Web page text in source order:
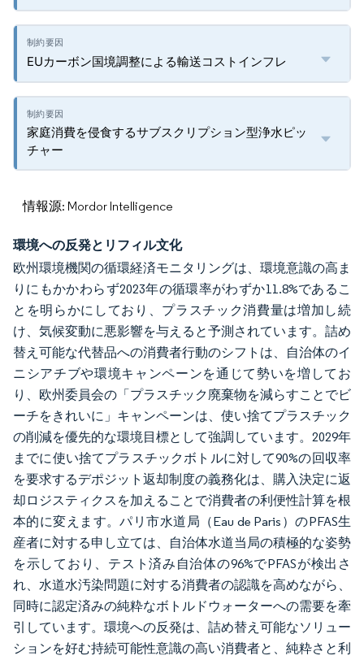
EUカーボン国境調整による輸送コストインフレ
家庭消費を侵食するサブスクリプション型浄水ピッ
チャー
情報源: Mordor Intelligence
環境への反発とリフィル文化
欧州環境機関の循環経済モニタリングは、環境意識の高ま
りにもかかわらず2023年の循環率がわずか11.8%であるこ
とを明らかにしており、プラスチック消費量は増加し続
け、気候変動に悪影響を与えると予測されています。詰め
替え可能な代替品への消費者行動のシフトは、自治体のイ
ニシアチブや環境キャンペーンを通じて勢いを増してお
り、欧州委員会の「プラスチック廃棄物を減らすことでビ
ーチをきれいに」キャンペーンは、使い捨てプラスチック
の削減を優先的な環境目標として強調しています。2029年
までに使い捨てプラスチックボトルに対して90%の回収率
を要求するデポジット返却制度の義務化は、購入決定に返
却ロジスティクスを加えることで消費者の利便性計算を根
本的に変えます。パリ市水道局（Eau de Paris）のPFAS生
産者に対する申し立ては、自治体水道当局の積極的な姿勢
を示しており、テスト済み自治体の96%でPFASが検出さ
れ、水道水汚染問題に対する消費者の認識を高めながら、
同時に認定済みの純粋なボトルドウォーターへの需要を牽
引しています。環境への反発は、詰め替え可能なソリュー
ションを好む持続可能性意識の高い消費者と、純粋さと利